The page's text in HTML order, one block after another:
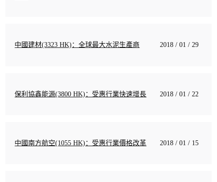
中國建材(3323 HK)：全球最大水泥生產商 2018 / 01 / 29
保利協鑫能源(3800 HK)：受惠行業快速增長 2018 / 01 / 22
中國南方航空(1055 HK)：受惠行業價格改革 2018 / 01 / 15